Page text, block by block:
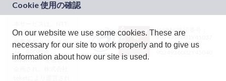
ドコモグループの新
規事業創出プログラ
ム「docomo
STARTUP」を通じて
JASRAC許諾番号：
9024936001Y45037
JASRAC許諾番号：
On our website we use some cookies. These are
necessary for our site to work properly and to give us
information about how our site is used.